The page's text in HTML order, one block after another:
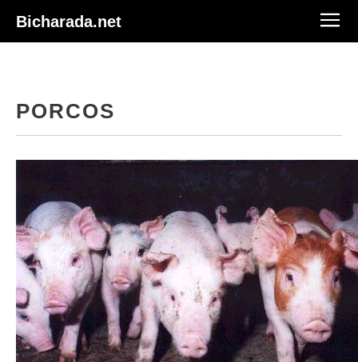
Bicharada.net
PORCOS